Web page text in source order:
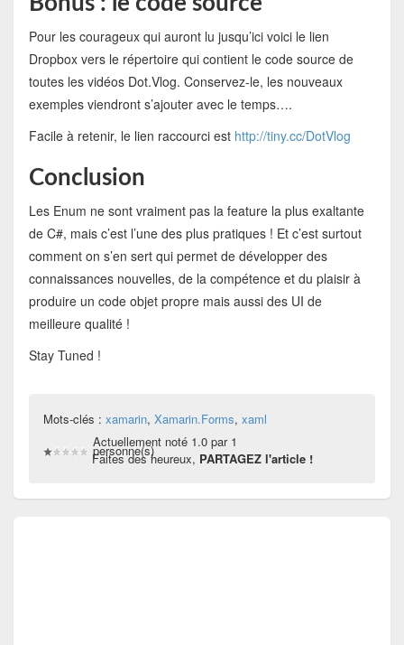
Pour les courageux qui auront lu jusqu’ici voici le lien
Dropbox vers le répertoire qui contient le code source de
toutes les vidéos Dot.Vlog. Conservez-le, les nouveaux
exemples viendront s’ajouter avec le temps….
Facile à retenir, le lien raccourci est http://tiny.cc/DotVlog
Conclusion
Les Enum ne sont vraiment pas la feature la plus exaltante
de C#, mais c’est l’une des plus pratiques ! Et c’est surtout
comment on s’en sert qui permet de développer des
connaissances nouvelles, de la compétence et du plaisir à
produire un code objet propre mais aussi des UI de
meilleure qualité !
Stay Tuned !
Mots-clés : xamarin, Xamarin.Forms, xaml
Actuellement noté 1.0 par 1
personne(s)
Faites des heureux, PARTAGEZ l'article !